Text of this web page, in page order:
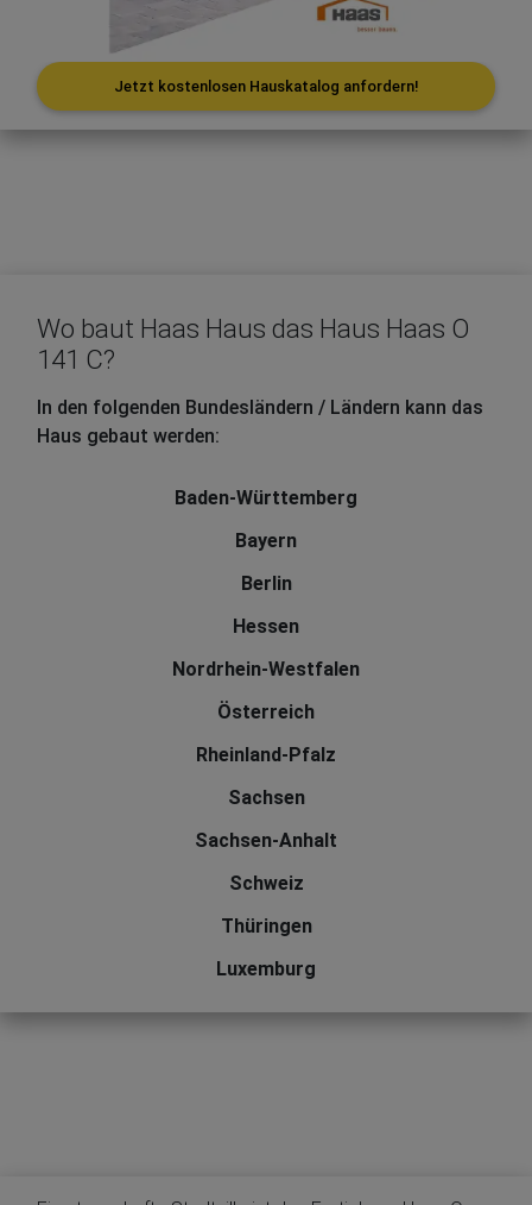
Jetzt kostenlosen Hauskatalog anfordern!
Wo baut Haas Haus das Haus Haas O
141 C?
In den folgenden Bundesländern / Ländern kann das
Haus gebaut werden:
Baden-Württemberg
Bayern
Berlin
Hessen
Nordrhein-Westfalen
Österreich
Rheinland-Pfalz
Sachsen
Sachsen-Anhalt
Schweiz
Thüringen
Luxemburg